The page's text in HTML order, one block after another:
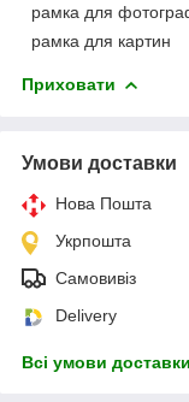
рамка для
рамка для картин
Приховати
Умови доставки
Нова Пошта
Укрпошта
Самовивіз
Delivery
Всі умови доставки